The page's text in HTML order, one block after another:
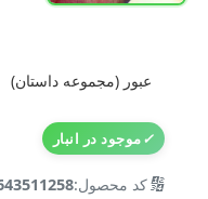
عبور (مجموعه داستان)
✓موجود در انبار
🔢کد محصول: